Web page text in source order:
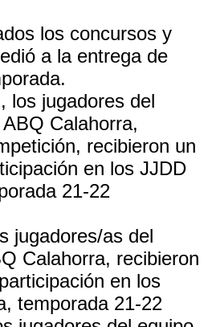
los concursos y
a la entrega de
los jugadores del
Calahorra,
recibieron un
en los JJDD
21-22
jugadores/as del
Calahorra, recibieron
en los
temporada 21-22